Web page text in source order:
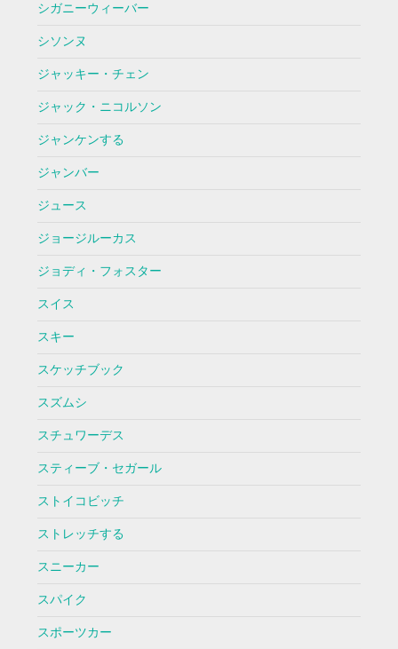
シガニーウィーバー
シソンヌ
ジャッキー・チェン
ジャック・ニコルソン
ジャンケンする
ジャンバー
ジュース
ジョージルーカス
ジョディ・フォスター
スイス
スキー
スケッチブック
スズムシ
スチュワーデス
スティーブ・セガール
ストイコビッチ
ストレッチする
スニーカー
スパイク
スポーツカー